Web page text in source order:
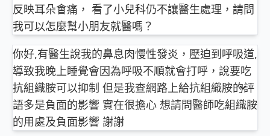
反映耳朵會痛， 看了小兒科仍不讓醫生處理，請問
我可以怎麼幫小朋友就醫嗎？
通氣管脱落之後，若混著耳垢，易卡在外耳道，畢竟
通氣管不是人體自己的組織，終究還是需拿掉。
有些小孩真的很怕被用耳朵，好說歹說都不見得有
用，可以配合當然好，不能配合就得想，長痛不如短
痛，爸爸媽媽一起抓住固定頭部，醫師直接夾夾看能
不能取出，省的日後夜長夢多。
你好,有醫生說我的鼻息肉慢性發炎，壓迫到呼吸道,
導致我晚上睡覺會因為呼吸不順就會打呼，說要吃
抗組織胺可以抑制 但是我查網路上給抗組織胺的評
語多是負面的影響 實在很擔心 想請問醫師吃組織胺
的用處及負面影響 謝謝